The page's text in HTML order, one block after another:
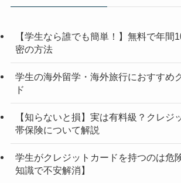
【学生なら誰でも簡単！】無料で年間
密の方法
学生の海外留学・海外旅行におすすめ
ド
【知らないと損】実は有料級？クレジ
帯保険について解説
学生がクレジットカードを持つのは危
知識で不安解消】